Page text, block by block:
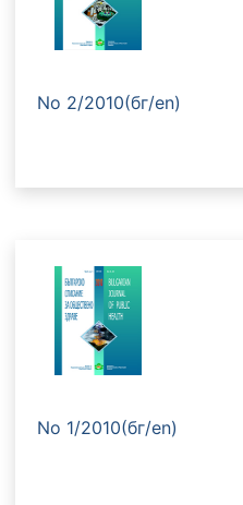
No 2/2010(бг/en)
No 1/2010(бг/en)